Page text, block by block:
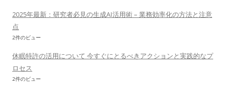
2025年最新：研究者必見の生成AI活用術 – 業務効率化の方法と注意
点
2件のビュー
休眠特許の活用について 今すぐにとるべきアクションと実践的なプ
ロセス
2件のビュー